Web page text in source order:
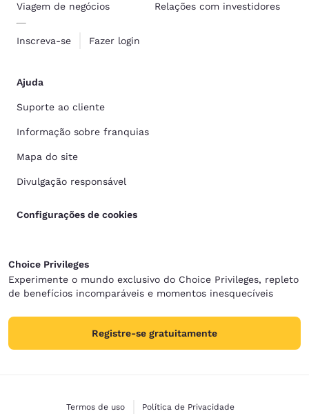
Viagem de negócios
Inscreva-se Fazer login
Relações com investidores
Ajuda
Suporte ao cliente
Informação sobre franquias
Mapa do site
Divulgação responsável
Configurações de cookies
Choice Privileges
Experimente o mundo exclusivo do Choice Privileges, repleto
de benefícios incomparáveis e momentos inesquecíveis
Registre-se gratuitamente
Termos de uso Política de Privacidade